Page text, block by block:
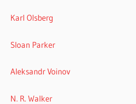
Karl Olsberg
Sloan Parker
Aleksandr Voinov
N. R. Walker